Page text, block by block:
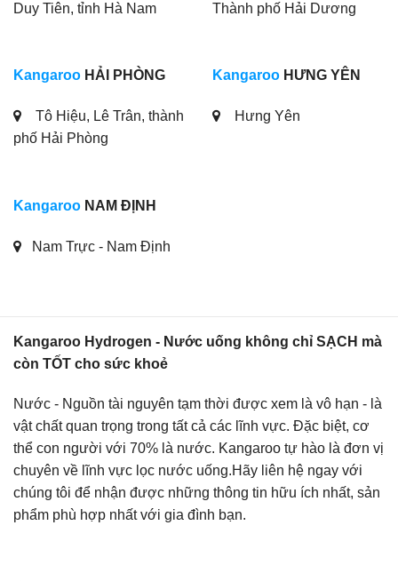
Duy Tiên, tỉnh Hà Nam
Thành phố Hải Dương
Kangaroo HẢI PHÒNG
Tô Hiệu, Lê Trân, thành
phố Hải Phòng
Kangaroo HƯNG YÊN
Hưng Yên
Kangaroo NAM ĐỊNH
Nam Trực - Nam Định
Kangaroo Hydrogen - Nước uống không chỉ SẠCH mà
còn TỐT cho sức khoẻ
Nước - Nguồn tài nguyên tạm thời được xem là vô hạn - là
vật chất quan trọng trong tất cả các lĩnh vực. Đặc biệt, cơ
thể con người với 70% là nước. Kangaroo tự hào là đơn vị
chuyên về lĩnh vực lọc nước uống.Hãy liên hệ ngay với
chúng tôi để nhận được những thông tin hữu ích nhất, sản
phẩm phù hợp nhất với gia đình bạn.